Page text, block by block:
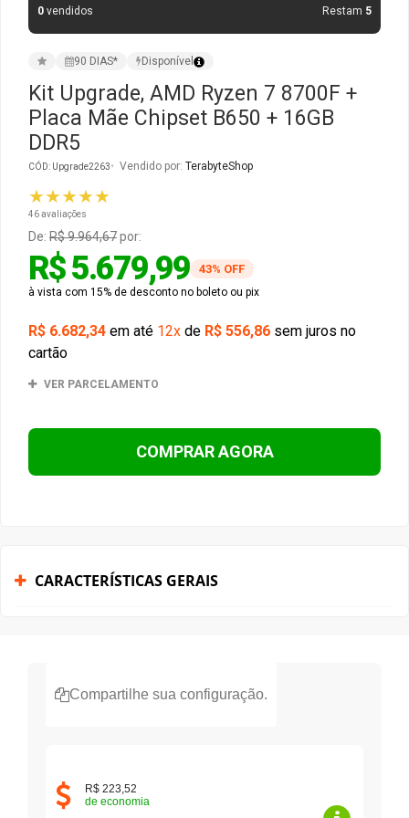
0 vendidos Restam 5
90 DIAS* Disponível
Kit Upgrade, AMD Ryzen 7 8700F +
Placa Mãe Chipset B650 + 16GB
DDR5
CÓD: Upgrade2263 Vendido por: TerabyteShop
★★★★★
46 avaliações
De: R$ 9.964,67por:
R$ 5.679,99 43% OFF
à vista com 15% de desconto no boleto ou pix
R$ 6.682,34 em até 12x de R$ 556,86 sem juros no
cartão
VER PARCELAMENTO
COMPRAR AGORA
CARACTERÍSTICAS GERAIS
R$ 223,52
de economia
Compartilhe sua configuração.
Ver Todos
Fontes Diversas
Ver Todos